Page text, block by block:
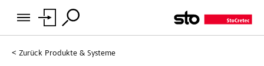
Zurück Produkte & Systeme